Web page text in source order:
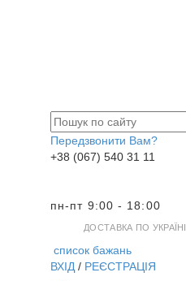
Передзвонити Вам?
+38 (067) 540 31 11
пн-пт 9:00 - 18:00
ДОСТАВКА ПО УКРАЇНІ
список бажань
ВХІД / РЕЄСТРАЦІЯ